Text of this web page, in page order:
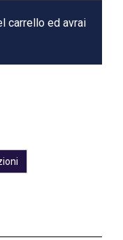
carrello ed avrai